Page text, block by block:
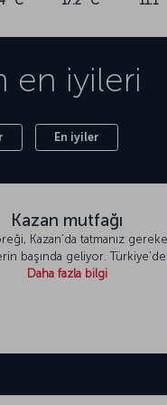
en iyileri
En iyiler
Kazan mutfağı
Kazan’da tatmanız
başında geliyor.
Daha fazla bilgi